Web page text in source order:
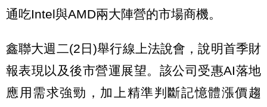
通吃Intel與AMD兩大陣營的市場商機。
鑫聯大週二(2日)舉行線上法說會，說明首季財
報表現以及後市營運展望。該公司受惠AI落地
應用需求強勁，加上精準判斷記憶體漲價趨